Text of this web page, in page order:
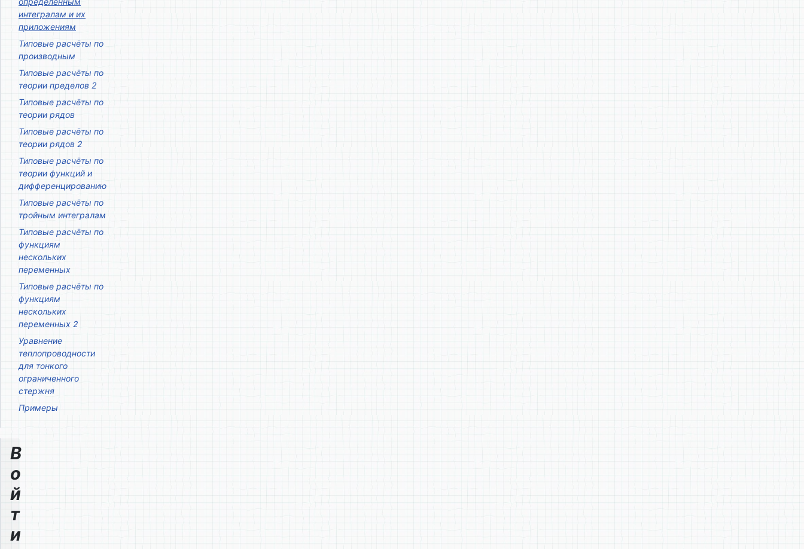
интегралам и их
приложениям
Типовые расчёты по
производным
Типовые расчёты по
теории пределов 2
Типовые расчёты по
теории рядов
Типовые расчёты по
теории рядов 2
Типовые расчёты по
теории функций и
дифференцированию
Типовые расчёты по
тройным интегралам
Типовые расчёты по
функциям
нескольких
переменных
Типовые расчёты по
функциям
нескольких
переменных 2
Уравнение
теплопроводности
для тонкого
ограниченного
стержня
Примеры
В
о
й
т
и